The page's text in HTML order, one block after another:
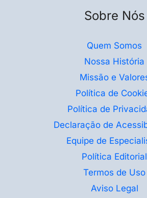
Sobre Nós
Quem Somos
Nossa História
Missão e
Política de
Política de
Declaração de
Equipe de
Política Editorial
Termos de Uso
Aviso Legal